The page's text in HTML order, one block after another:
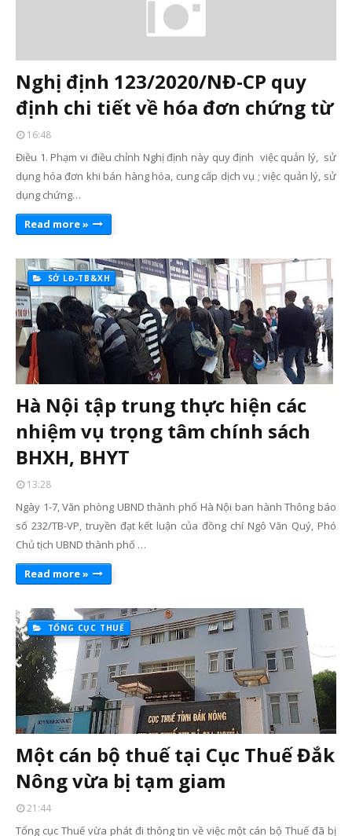
Nghị định 123/2020/NĐ-CP quy
định chi tiết về hóa đơn chứng từ
16:48
Điều 1. Phạm vi điều chỉnh Nghị định này quy định việc quản lý, sử
dụng hóa đơn khi bán hàng hóa, cung cấp dịch vụ ; việc quản lý, sử
dụng chứng…
Read more »
SỞ LĐ-TB&XH
Hà Nội tập trung thực hiện các
nhiệm vụ trọng tâm chính sách
BHXH, BHYT
13:28
Ngày 1-7, Văn phòng UBND thành phố Hà Nội ban hành Thông báo
số 232/TB-VP, truyền đạt kết luận của đồng chí Ngô Văn Quý, Phó
Chủ tịch UBND thành phố …
Read more »
TỔNG CỤC THUẾ
Một cán bộ thuế tại Cục Thuế Đắk
Nông vừa bị tạm giam
21:44
Tổng cục Thuế vừa phát đi thông tin về việc một cán bộ Thuế đã bị